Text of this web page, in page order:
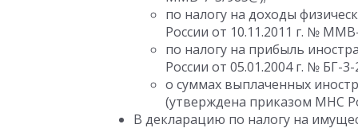
по налогу на доходы
России от 10.11.2011 г. №
по налогу на прибыль
России от 05.01.2004 г. № БГ-
о суммах выплаченных
(утверждена приказом МНС
В декларацию по налогу на